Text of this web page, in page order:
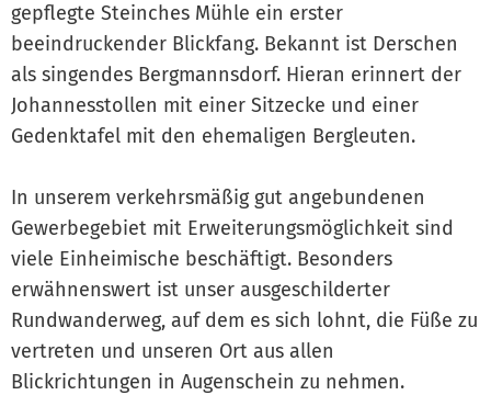
gepflegte Steinches Mühle ein erster
beeindruckender Blickfang. Bekannt ist Derschen
als singendes Bergmannsdorf. Hieran erinnert der
Johannesstollen mit einer Sitzecke und einer
Gedenktafel mit den ehemaligen Bergleuten.
In unserem verkehrsmäßig gut angebundenen
Gewerbegebiet mit Erweiterungsmöglichkeit sind
viele Einheimische beschäftigt. Besonders
erwähnenswert ist unser ausgeschilderter
Rundwanderweg, auf dem es sich lohnt, die Füße zu
vertreten und unseren Ort aus allen
Blickrichtungen in Augenschein zu nehmen.